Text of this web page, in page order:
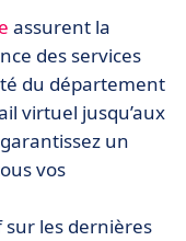
assurent la
des services
du département
virtuel jusqu’aux
un
vos
les dernières